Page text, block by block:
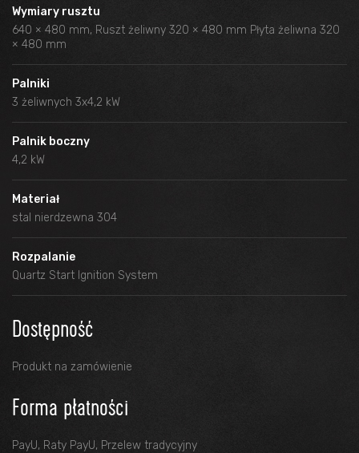
Wymiary rusztu
640 × 480 mm, Ruszt żeliwny 320 × 480 mm Płyta żeliwna 320
× 480 mm
Palniki
3 żeliwnych 3x4,2 kW
Palnik boczny
4,2 kW
Materiał
stal nierdzewna 304
Rozpalanie
Quartz Start Ignition System
Dostępność
Produkt na zamówienie
Forma płatności
PayU, Raty PayU, Przelew tradycyjny